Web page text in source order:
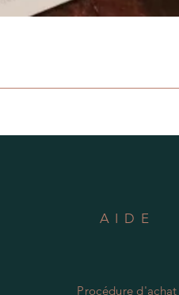
AIDE
Procédure d'achat